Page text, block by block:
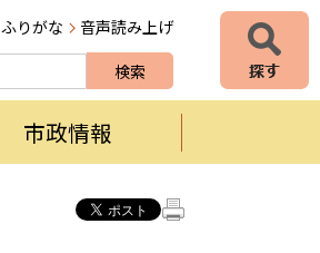
ふりがな 音声読み上げ
市政情報